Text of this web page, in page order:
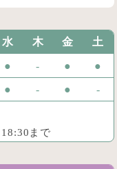
水 木 金 土
● - ● ●
● - ● -
まで